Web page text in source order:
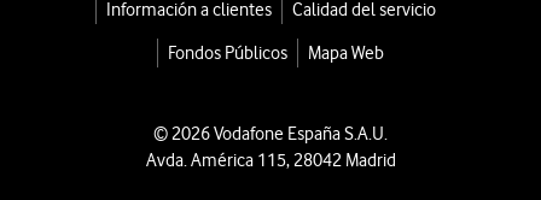
Información a clientes
Calidad del servicio
Fondos Públicos
Mapa Web
© 2026 Vodafone España S.A.U.
Avda. América 115, 28042 Madrid